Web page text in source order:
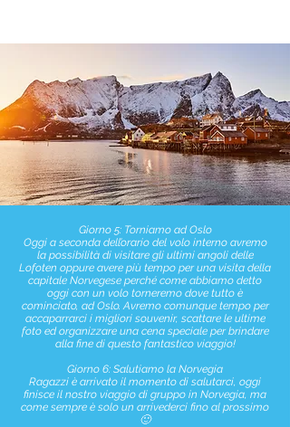
Giorno 5: Torniamo ad Oslo
Oggi a seconda dell’orario del volo interno avremo
la possibilità di visitare gli ultimi angoli delle
Lofoten oppure avere più tempo per una visita della
capitale Norvegese perché come abbiamo detto
oggi con un volo torneremo dove tutto è
cominciato, ad Oslo. Avremo comunque tempo per
accaparrarci i migliori souvenir, scattare le ultime
foto ed organizzare una cena speciale per brindare
alla fine di questo fantastico viaggio!
Giorno 6: Salutiamo la Norvegia
Ragazzi è arrivato il momento di salutarci, oggi
finisce il nostro viaggio di gruppo in Norvegia, ma
come sempre è solo un arrivederci fino al prossimo
🙂